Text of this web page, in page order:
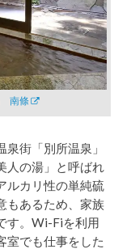
南條
泉街「別所温泉」
人の湯」と呼ばれ
ルカリ性の単純硫
もあるため、家族
す。Wi-Fiを利用
室でも仕事をした